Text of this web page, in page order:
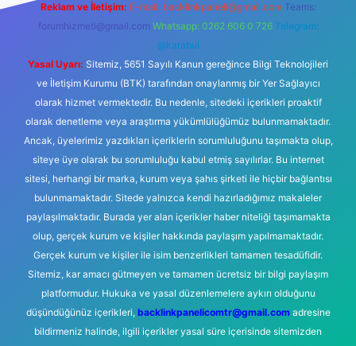
Reklam ve İletişim: E-mail: backlinkpaneli@gmail.com Teams:
forumhizmeti@gmail.com Whatsapp: 0262 606 0 726 Telegram:
@karabul
Yasal Uyarı: Sitemiz, 5651 Sayılı Kanun gereğince Bilgi Teknolojileri
ve İletişim Kurumu (BTK) tarafından onaylanmış bir Yer Sağlayıcı
olarak hizmet vermektedir. Bu nedenle, sitedeki içerikleri proaktif
olarak denetleme veya araştırma yükümlülüğümüz bulunmamaktadır.
Ancak, üyelerimiz yazdıkları içeriklerin sorumluluğunu taşımakta olup,
siteye üye olarak bu sorumluluğu kabul etmiş sayılırlar. Bu internet
sitesi, herhangi bir marka, kurum veya şahıs şirketi ile hiçbir bağlantısı
bulunmamaktadır. Sitede yalnızca kendi hazırladığımız makaleler
paylaşılmaktadır. Burada yer alan içerikler haber niteliği taşımamakta
olup, gerçek kurum ve kişiler hakkında paylaşım yapılmamaktadır.
Gerçek kurum ve kişiler ile isim benzerlikleri tamamen tesadüfidir.
Sitemiz, kar amacı gütmeyen ve tamamen ücretsiz bir bilgi paylaşım
platformudur. Hukuka ve yasal düzenlemelere aykırı olduğunu
düşündüğünüz içerikleri, backlinkpanelicomtr@gmail.comadresine
bildirmeniz halinde, ilgili içerikler yasal süre içerisinde sitemizden